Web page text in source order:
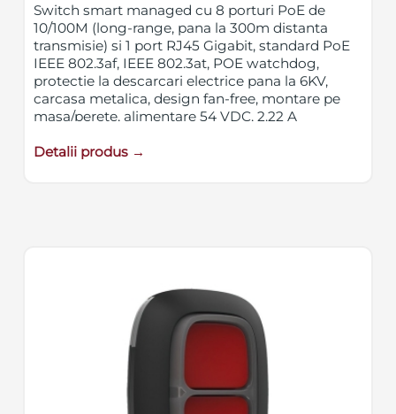
Switch smart managed cu 8 porturi PoE de
10/100M (long-range, pana la 300m distanta
transmisie) si 1 port RJ45 Gigabit, standard PoE
IEEE 802.3af, IEEE 802.3at, POE watchdog,
protectie la descarcari electrice pana la 6KV,
carcasa metalica, design fan-free, montare pe
masa/perete, alimentare 54 VDC, 2.22 A
Detalii produs →